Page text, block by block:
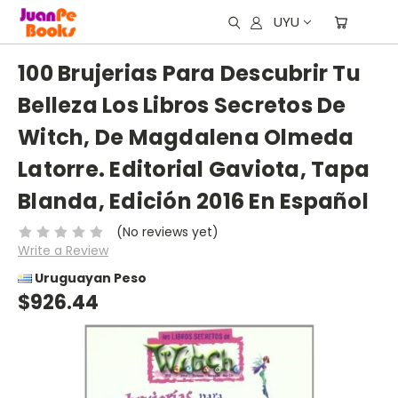
UYU
100 Brujerias Para Descubrir Tu
Belleza Los Libros Secretos De
Witch, De Magdalena Olmeda
Latorre. Editorial Gaviota, Tapa
Blanda, Edición 2016 En Español
(No reviews yet)
Write a Review
Uruguayan Peso
$926.44